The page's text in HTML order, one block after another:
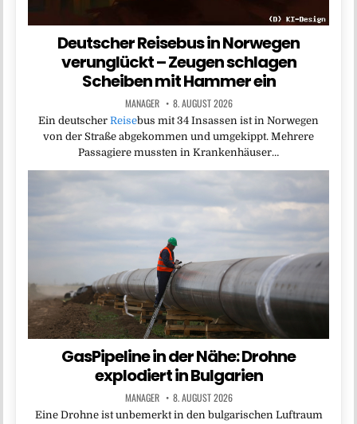
Deutscher Reisebus in Norwegen
verunglückt – Zeugen schlagen
Scheiben mit Hammer ein
MANAGER 8. AUGUST 2026
Ein deutscher Reisebus mit 34 Insassen ist in Norwegen
von der Straße abgekommen und umgekippt. Mehrere
Passagiere mussten in Krankenhäuser…
GasPipeline in der Nähe: Drohne
explodiert in Bulgarien
MANAGER 8. AUGUST 2026
Eine Drohne ist unbemerkt in den bulgarischen Luftraum